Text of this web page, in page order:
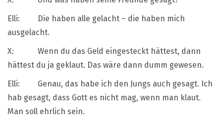
Elli: Die haben alle gelacht – die haben mich
ausgelacht.
X: Wenn du das Geld eingesteckt hättest, dann
hättest du ja geklaut. Das wäre dann dumm gewesen.
Elli: Genau, das habe ich den Jungs auch gesagt. Ich
hab gesagt, dass Gott es nicht mag, wenn man klaut.
Man soll ehrlich sein.